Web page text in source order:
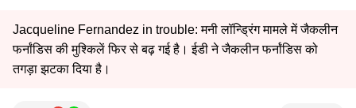
Jacqueline Fernandez in trouble: मनी लॉन्ड्रिंग मामले में जैकलीन
फर्नांडिस की मुश्किलें फिर से बढ़ गई है। ईडी ने जैकलीन फर्नांडिस को
तगड़ा झटका दिया है।